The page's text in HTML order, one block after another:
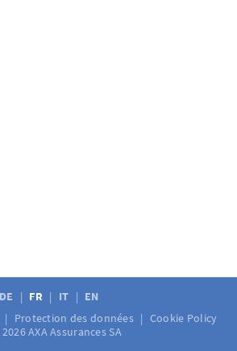
DE FR IT
EN
Protection des données
Cookie Policy
AXA Assurances SA